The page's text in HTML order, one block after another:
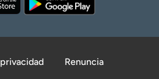
Renuncia